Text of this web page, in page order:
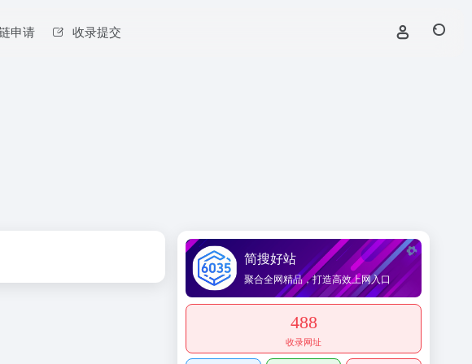
申请 收录提交
简搜好站
聚合全网精品，打造高效上网入口
488
收录网址